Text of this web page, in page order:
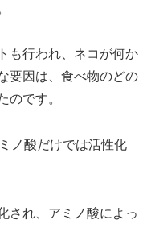
も行われ、ネコが何か
要因は、食べ物のどの
のです。
ノ酸だけでは活性化
され、アミノ酸によっ